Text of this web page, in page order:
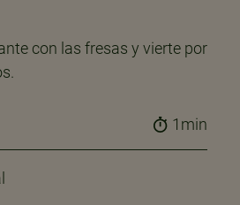
con las fresas y vierte por
1min